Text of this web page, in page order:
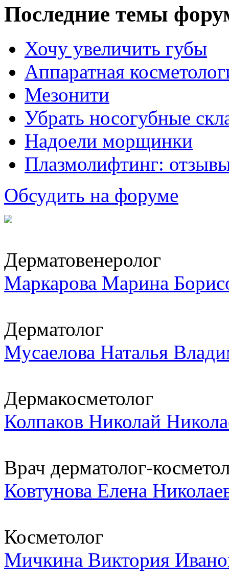
Последние темы
Хочу увеличить губы
Аппаратная
Мезонити
Убрать носогубные
Надоели морщинки
Плазмолифтинг:
Обсудить на форуме
Дерматовенеролог
Маркарова Марина
Дерматолог
Мусаелова Наталья
Дермакосметолог
Колпаков Николай
Врач дерматолог-
Ковтунова Елена
Косметолог
Мичкина Виктория